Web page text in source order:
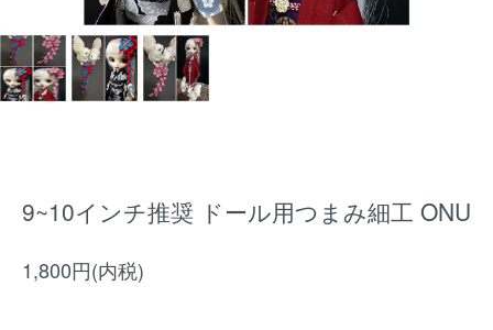
9~10インチ推奨 ドール用つまみ細工 ONU
1,800円(内税)